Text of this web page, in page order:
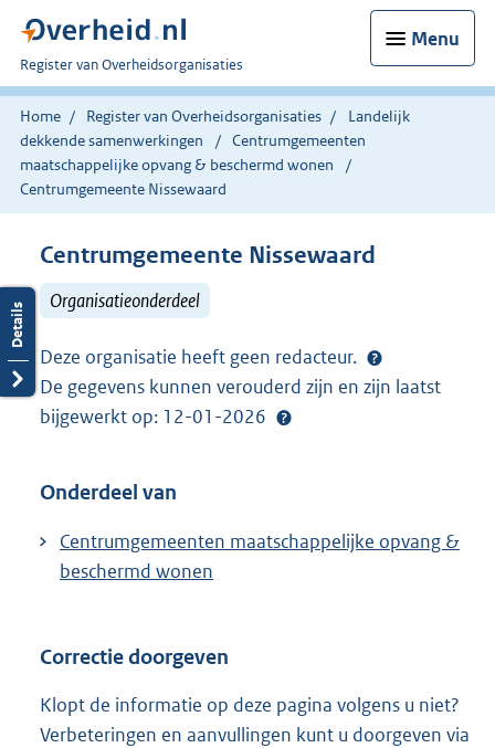
Menu
U
bent
nu
hier:
Register van Overheidsorganisaties
Home Register van Overheidsorganisaties
Landelijk
dekkende samenwerkingen
Centrumgemeenten
maatschappelijke opvang & beschermd wonen
Centrumgemeente Nissewaard
Centrumgemeente Nissewaard
Organisatieonderdeel
Deze organisatie heeft geen redacteur.
De gegevens kunnen verouderd zijn en zijn laatst
bijgewerkt op: 12-01-2026
Onderdeel van
Centrumgemeenten maatschappelijke opvang &
beschermd wonen
Correctie doorgeven
Klopt de informatie op deze pagina volgens u niet?
Verbeteringen en aanvullingen kunt u doorgeven via